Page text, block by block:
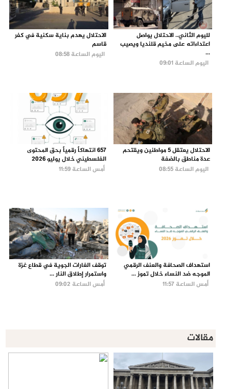
لليوم الثاني.. الاحتلال يواصل
اعتداءاته على مخيم قلنديا ويصيب
...
اليوم الساعة 09:01
الاحتلال يهدم بناية سكنية في كفر
قاسم
اليوم الساعة 08:58
الاحتلال يعتقل 5 مواطنين ويقتحم
عدة مناطق بالضفة
اليوم الساعة 08:55
657 انتهاكاً رقمياً بحق المحتوى
الفلسطيني خلال يوليو 2026
أمس الساعة 11:59
استهداف الصحافة والعنف الرقمي
الموجه ضد النساء خلال تموز ...
أمس الساعة 11:57
توقف الغارات الجوية في قطاع غزة
واستمرار إطلاق النار ...
أمس الساعة 09:02
مقالات